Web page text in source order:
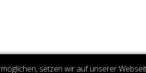
setzen wir auf unserer